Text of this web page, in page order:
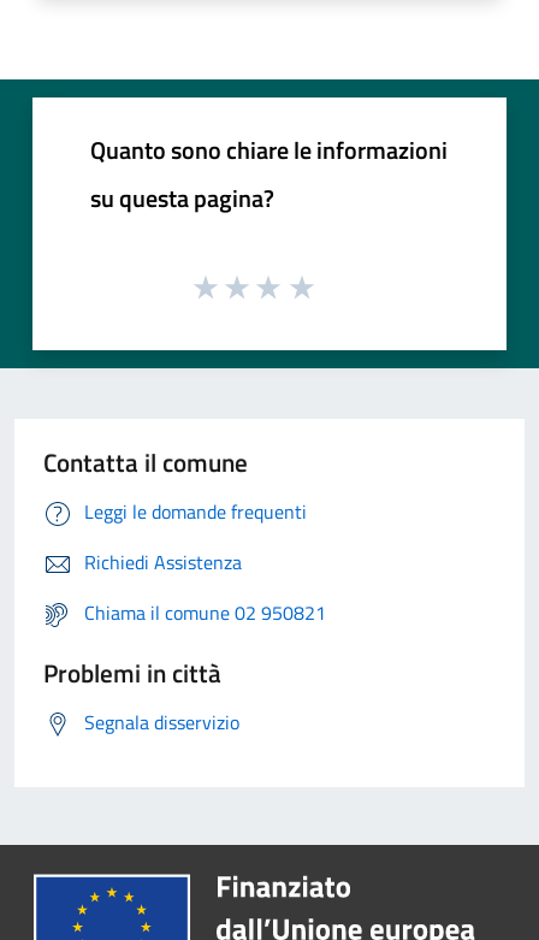
Quanto sono chiare le informazioni
su questa pagina?
Contatta il comune
Leggi le domande frequenti
Richiedi Assistenza
Chiama il comune 02 950821
Problemi in città
Segnala disservizio